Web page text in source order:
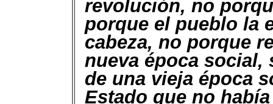
revolución, no
porque el pueblo la
cabeza, no porque
nueva época social,
de una vieja época
Estado que no